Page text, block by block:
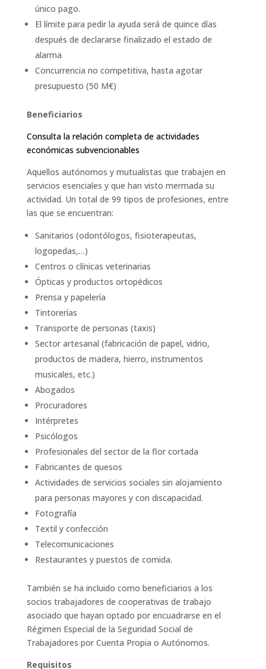
único pago.
El límite para pedir la ayuda será de quince días
después de declararse finalizado el estado de
alarma
Concurrencia no competitiva, hasta agotar
presupuesto (50 M€)
Beneficiarios
Consulta la relación completa de actividades
económicas subvencionables
Aquellos autónomos y mutualistas que trabajen en
servicios esenciales y que han visto mermada su
actividad. Un total de 99 tipos de profesiones, entre
las que se encuentran:
Sanitarios (odontólogos, fisioterapeutas,
logopedas,…)
Centros o clínicas veterinarias
Ópticas y productos ortopédicos
Prensa y papelería
Tintorerías
Transporte de personas (taxis)
Sector artesanal (fabricación de papel, vidrio,
productos de madera, hierro, instrumentos
musicales, etc.)
Abogados
Procuradores
Intérpretes
Psicólogos
Profesionales del sector de la flor cortada
Fabricantes de quesos
Actividades de servicios sociales sin alojamiento
para personas mayores y con discapacidad.
Fotografía
Textil y confección
Telecomunicaciones
Restaurantes y puestos de comida.
También se ha incluido como beneficiarios a los
socios trabajadores de cooperativas de trabajo
asociado que hayan optado por encuadrarse en el
Régimen Especial de la Seguridad Social de
Trabajadores por Cuenta Propia o Autónomos.
Requisitos